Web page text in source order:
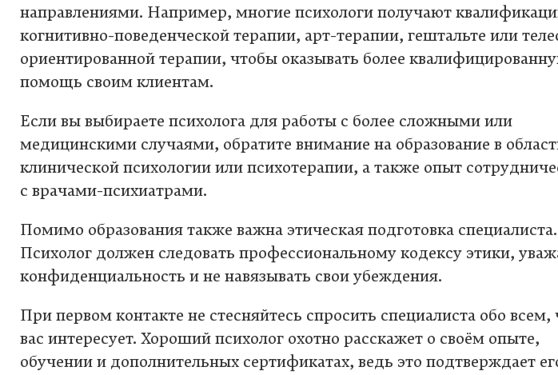
направлениями. Например, многие психологи получают
когнитивно-поведенческой терапии, арт-терапии, гештальте или
ориентированной терапии, чтобы оказывать более
помощь своим клиентам.
Если вы выбираете психолога для работы с более сложными или
медицинскими случаями, обратите внимание на образование в
клинической психологии или психотерапии, а также опыт
с врачами-психиатрами.
Помимо образования также важна этическая подготовка специалиста.
Психолог должен следовать профессиональному кодексу этики,
конфиденциальность и не навязывать свои убеждения.
При первом контакте не стесняйтесь спросить специалиста обо всем,
вас интересует. Хороший психолог охотно расскажет о своём опыте,
обучении и дополнительных сертификатах, ведь это подтверждает